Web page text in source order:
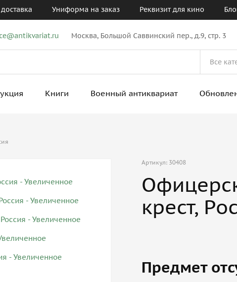
Униформа на заказ Реквизит для кино
Москва, Большой Саввинский пер., д.9, стр. 3
Книги Военный антиквариат
Артикул: 30408
крест,
Предмет